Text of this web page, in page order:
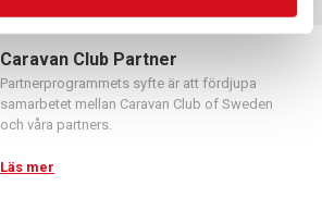
Caravan Club Partner
Partnerprogrammets syfte är att fördjupa
samarbetet mellan Caravan Club of Sweden
och våra partners.
Läs mer